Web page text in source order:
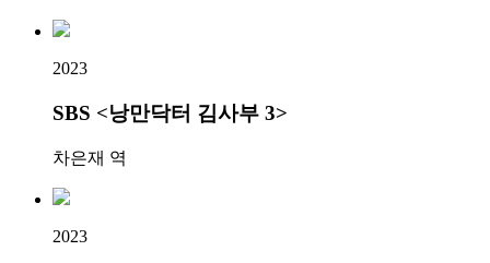
2023
SBS <낭만닥터 김사부 3>
차은재 역
2023